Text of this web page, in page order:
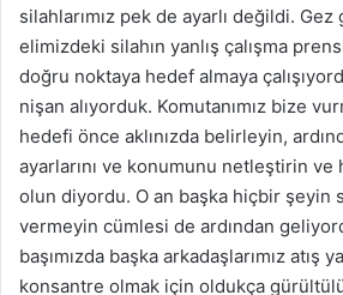
silahlarımız pek de ayarlı değildi. Gez
elimizdeki silahın yanlış çalışma
doğru noktaya hedef almaya
nişan alıyorduk. Komutanımız bize
hedefi önce aklınızda belirleyin,
ayarlarını ve konumunu netleştirin
olun diyordu. O an başka hiçbir şeyin
vermeyin cümlesi de ardından
başımızda başka arkadaşlarımız atış
konsantre olmak için oldukça